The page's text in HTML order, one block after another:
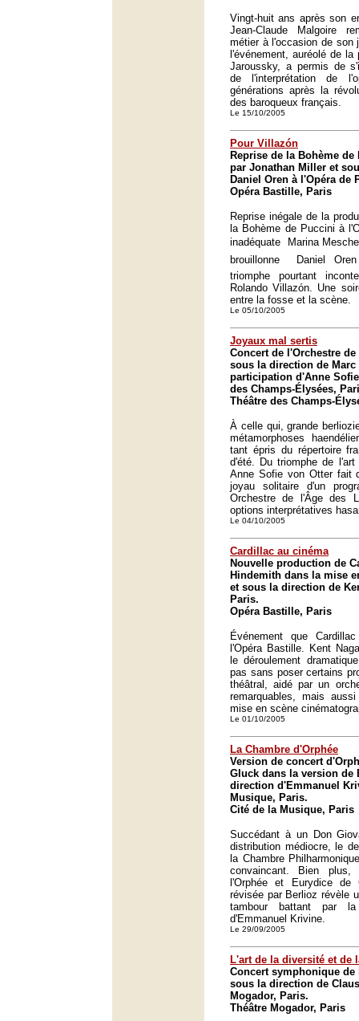
Vingt-huit ans après son
Jean-Claude Malgoire
métier à l'occasion de son
l'événement, auréolé de
Jaroussky, a permis de
de l'interprétation de
générations après la
des baroqueux français.
Le 15/10/2005
Pour Villazón
Reprise de la Bohème
par Jonathan Miller et
Daniel Oren à l'Opéra de
Opéra Bastille, Paris
Reprise inégale de la
la Bohème de Puccini à
inadéquate  Marina
brouillonne  Daniel
triomphe pourtant
Rolando Villazón. Une
entre la fosse et la scène.
Le 05/10/2005
Joyaux mal sertis
Concert de l'Orchestre
sous la direction de
participation d'Anne
des Champs-Élysées,
Théâtre des Champs-
À celle qui, grande
métamorphoses
tant épris du répertoire
d'été. Du triomphe de
Anne Sofie von Otter fait
joyau solitaire d'un
Orchestre de l'Âge des
options interprétatives
Le 04/10/2005
Cardillac au cinéma
Nouvelle production de
Hindemith dans la mise
et sous la direction de
Paris.
Opéra Bastille, Paris
Événement que
l'Opéra Bastille. Kent
le déroulement
pas sans poser certains
théâtral, aidé par un
remarquables, mais
mise en scène
Le 01/10/2005
La Chambre d'Orphée
Version de concert
Gluck dans la version de
direction d'Emmanuel
Musique, Paris.
Cité de la Musique, Paris
Succédant à un Don
distribution médiocre, le
la Chambre
convaincant. Bien
l'Orphée et Eurydice
révisée par Berlioz révèle
tambour battant par la
d'Emmanuel Krivine.
Le 29/09/2005
L'art de la diversité et de
Concert symphonique de
sous la direction de
Mogador, Paris.
Théâtre Mogador, Paris